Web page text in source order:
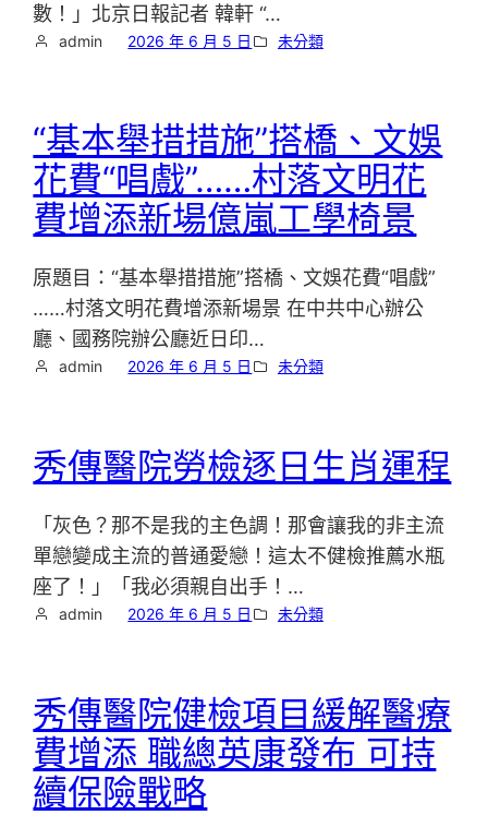
數！」北京日報記者 韓軒 “…
admin 2026 年 6 月 5 日 未分類
“基本舉措措施”搭橋、文娛
花費“唱戲”……村落文明花
費增添新場億嵐工學椅景
原題目：“基本舉措措施”搭橋、文娛花費“唱戲”
……村落文明花費增添新場景 在中共中心辦公
廳、國務院辦公廳近日印…
admin 2026 年 6 月 5 日 未分類
秀傳醫院勞檢逐日生肖運程
「灰色？那不是我的主色調！那會讓我的非主流
單戀變成主流的普通愛戀！這太不健檢推薦水瓶
座了！」「我必須親自出手！…
admin 2026 年 6 月 5 日 未分類
秀傳醫院健檢項目緩解醫療
費增添 職總英康發布 可持
續保險戰略